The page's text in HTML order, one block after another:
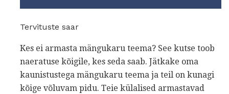
Tervituste saar
Kes ei armasta mängukaru teema? See kutse toob
naeratuse kõigile, kes seda saab. Jätkake oma
kaunistustega mängukaru teema ja teil on kunagi
kõige võluvam pidu. Teie külalised armastavad